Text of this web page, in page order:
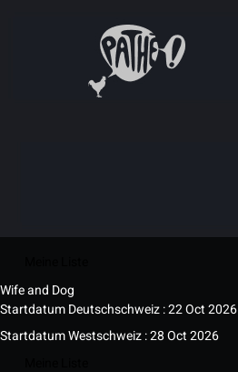
Wife and Dog
Startdatum Deutschschweiz : 22 Oct 2026
Startdatum Westschweiz : 28 Oct 2026